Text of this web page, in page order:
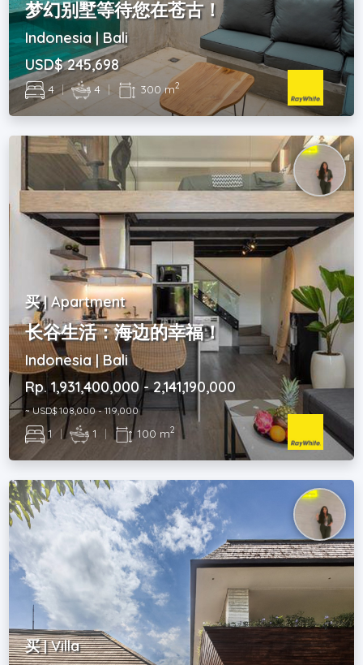
梦幻别墅等待您在苍古！
Indonesia | Bali
USD$ 245,698
4 | 4 | 300 m2
买 | Apartment
长谷生活：海边的幸福！
Indonesia | Bali
Rp. 1,931,400,000 - 2,141,190,000
~ USD$ 108,000 - 119,000
1 | 1 | 100 m2
买 | Villa